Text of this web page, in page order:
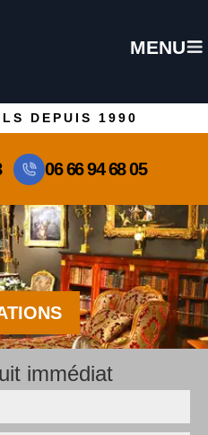
MENU
DEPUIS 1990
06 66 94 68 05
immédiat